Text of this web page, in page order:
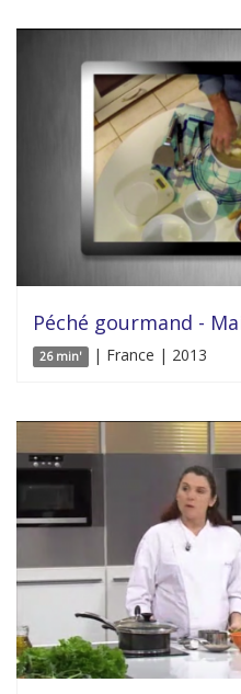
Péché gourmand -
26 min' | France | 2013